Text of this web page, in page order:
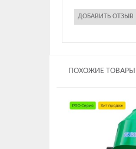
ПОХОЖИЕ ТОВАРЫ